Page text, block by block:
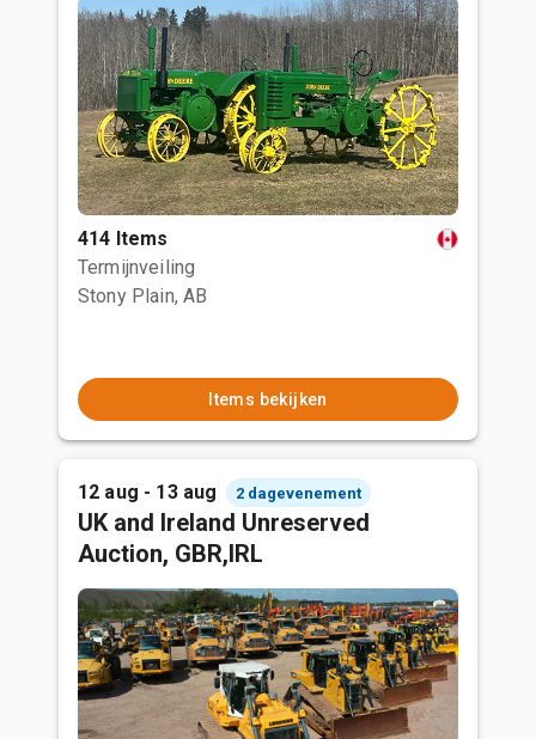
414 Items
Termijnveiling
Stony Plain, AB
Items bekijken
12 aug - 13 aug 2 dagevenement
UK and Ireland Unreserved
Auction, GBR,IRL